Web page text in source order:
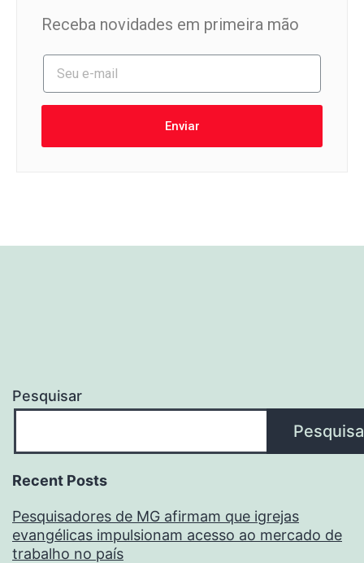
Receba novidades em primeira mão
Enviar
Pesquisar
Recent Posts
Pesquisadores de MG afirmam que igrejas
evangélicas impulsionam acesso ao mercado de
trabalho no país